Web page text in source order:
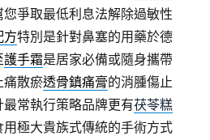
爭取最低利息法解除過敏性
方特別是針對鼻塞的用藥於德
護手霜是居家必備或隨身攜帶
痛散瘀透骨鎮痛膏的消腫傷止
常執行策略品牌更有茯苓糕
極大貴族式傳統的手術方式